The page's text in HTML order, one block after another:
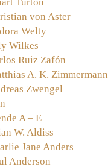
von Aster
Welty
Wilkes
Ruiz Zafón
A. K. Zimmermann
Zwengel
A – E
W. Aldiss
Jane Anders
Anderson